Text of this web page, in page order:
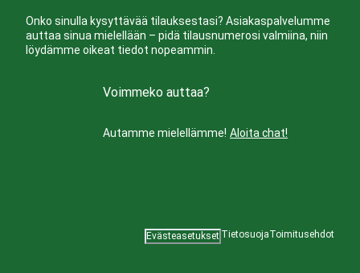
Onko sinulla kysyttävää tilauksestasi? Asiakaspalvelumme
auttaa sinua mielellään – pidä tilausnumerosi valmiina, niin
löydämme oikeat tiedot nopeammin.
Voimmeko auttaa?
Autamme mielellämme! Aloita chat!
Evästeasetukset TietosuojaToimitusehdot